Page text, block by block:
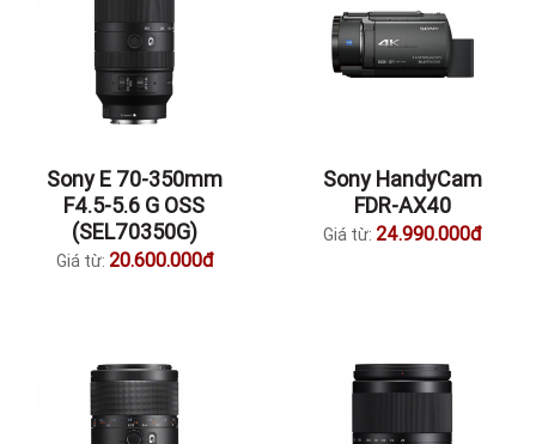
Sony E 70-350mm
F4.5-5.6 G OSS
(SEL70350G)
Giá từ: 20.600.000đ
Sony HandyCam
FDR-AX40
Giá từ: 24.990.000đ